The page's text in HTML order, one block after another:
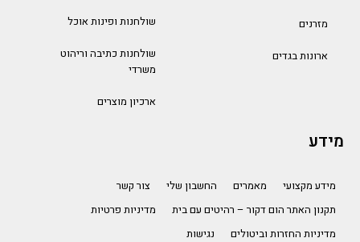
מזרנים
ארונות בגדים
שולחנות ופינות אוכל
שולחנות כתיבה וריהוט
משרדי
ארכיון מוצרים
מידע
מידע מקצועי מאמרים החשבון שלי
צור קשר
תקנון האתר הום דקור – רהיטים עם בית
מדיניות פרטיות
מדיניות החזרות וביטולים
נגישות